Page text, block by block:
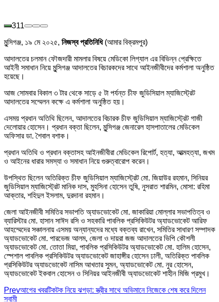
311
মুন্সিগঞ্জ, ১৯ মে ২০২৫, নিজস্ব প্রতিনিধি (আমার বিক্রমপুর)
আদালতের চলমান ফৌজদারী মামলার বিষয়ে মেডিকো লিগ্যাল এর বিভিন্ন প্রেক্ষিতে
আইনী সমাধান নিয়ে মুন্সিগঞ্জ আদালতের বিচারকদের সাথে আইনজীবীদের কর্মশালা অনুষ্ঠিত
হয়েছে।
আজ সোমবার বিকাল ৩ টার থেকে সাড়ে ৫ টা পর্যন্ত চীফ জুডিসিয়াল ম্যাজিস্ট্রেট
আদালতের সম্মেলন কক্ষে এ কর্মশালা অনুষ্ঠিত হয়।
এসময় প্রধান অতিথি ছিলেন, আদালতের বিচারক চীফ জুডিসিয়াল ম্যাজিস্ট্রেট গাজী
দেলোয়ার হোসেন। প্রধান বক্তা ছিলেন, মুন্সিগঞ্জ জেনারেল হাসপাতালের মেডিকেল
অফিসার ডা. শৈবাল বশাক।
প্রধান অতিথি ও প্রধান বক্তাসহ আইনজীবীরা মেডিকেল রিপোর্ট, হত্যা, আত্মহত্যা, জখম
ও আইনের ধারার সমস্যা ও সমাধান নিয়ে গুরুত্বারোপ করেন।
উপস্থিত ছিলেন অতিরিক্ত চীফ জুডিসিয়াল ম্যাজিস্ট্রেট মো. জিয়াউর রহমান, সিনিয়র
জুডিসিয়াল ম্যাজিস্ট্রেট মানিক দাস, মুহসিনা হোসেন তুষি, নুসরাত শারমিন, মোসা: রহিমা
আক্তার, শহিদুল ইসলাম, দুরদানা রহমান।
জেলা আইনজীবী সমিতির সভাপতি অ্যাডভোকেট মো. জাকারিয়া মোল্লার সভাপতিত্ব ও
ব্যারিস্টার মো. হাসান সাঈদ রসি ও সহকারি পাবলিক প্রসিকিউটর অ্যাডভোকেট আরিফ
আহম্মেদের সঞ্চালনায় এসময় অন্যান্যদের মধ্যে বক্তব্য রাখেন, সমিতির সাধারণ সম্পাদক
অ্যাডভোকেট মো. পারভেজ আলম, জেলা ও দায়রা জজ আদালতের ভিপি কৌশলী
অ্যাডভোকেট মো. তোতা মিয়া, পাবলিক প্রসিকিউটর অ্যাডভোকেট মো. হালিম হোসেন,
স্পেশাল পাবলিক প্রসিকিউটর অ্যাডভোকেট জাহাঙ্গীর হোসেন ঢালী, অতিরিক্ত পাবলিক
প্রসিকিউটর অ্যাডভোকেট নাসিম আখতার সুমন, অ্যাডভোকেট মো. নুর হোসেন,
অ্যাডভোকেট ইকবাল হোসেন ও সিনিয়র আইনজীবী অ্যাডভোকেট শাহীন মিজি প্রমুখ।
Prevআগের খবরটিকটক নিয়ে ঝগড়া: স্ত্রীর সাথে অভিমানে নিজেকে শেষ করে দিলেন
স্বামী